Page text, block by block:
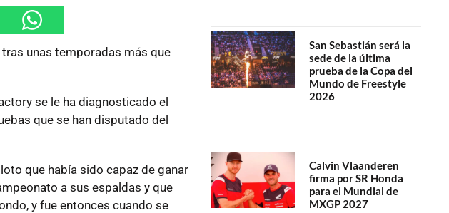
unas temporadas más que
se le ha diagnosticado el
que se han disputado del
que había sido capaz de ganar
a sus espaldas y que
y fue entonces cuando se
San Sebastián será la
sede de la última
prueba de la Copa del
Mundo de Freestyle
2026
Calvin Vlaanderen
firma por SR Honda
para el Mundial de
MXGP 2027